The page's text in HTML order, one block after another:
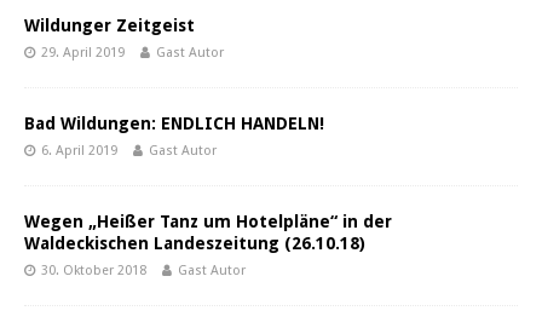
Wildunger Zeitgeist
29. April 2019 Gast Autor
Bad Wildungen: ENDLICH HANDELN!
6. April 2019 Gast Autor
Wegen „Heißer Tanz um Hotelpläne“ in der
Waldeckischen Landeszeitung (26.10.18)
30. Oktober 2018 Gast Autor